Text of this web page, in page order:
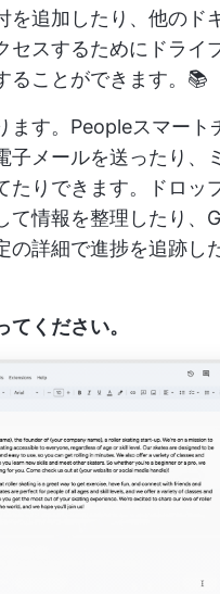
を追加したり、他のド
セスするためにドライ
ることができます。📚
ます。Peopleスマート
子メールを送ったり、
たりできます。ドロッ
て情報を整理したり、
の詳細で進捗を追跡し
ください。